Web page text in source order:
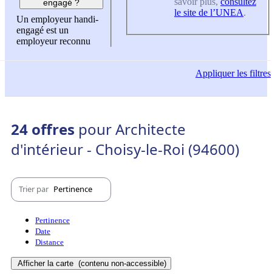
engagé ?
Un employeur handi-
engagé est un
employeur reconnu
le site de l’UNEA.
Appliquerles filtres
24 offres pour Architecte
d'intérieur - Choisy-le-Roi (94600)
Trier par Pertinence
Pertinence
Date
Distance
Afficher la carte (contenu non-accessible)